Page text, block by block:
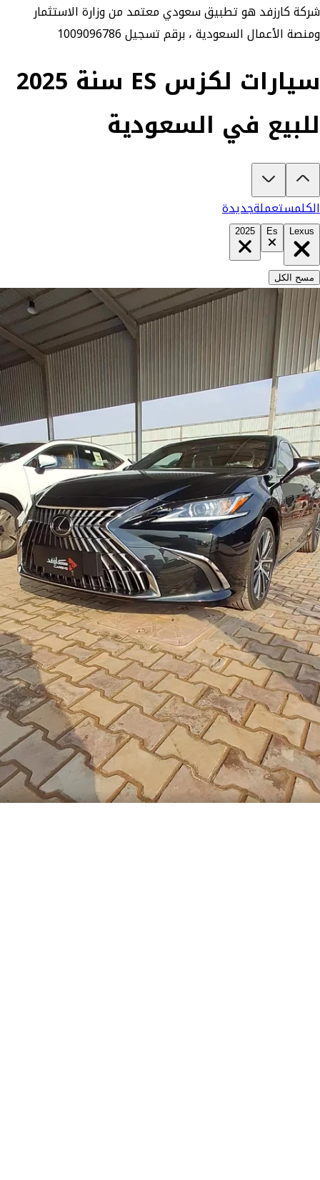
شركةكارزفدهو تطبيق سعودي معتمد من وزارة الاستثمار
ومنصة الأعمال السعودية ،برقم تسجيل 1009096786
سيارات لكزس ES سنة 2025
للبيع في السعودية
تبغى تشتري لكزس ES 2025؟
الكلمستعملةجديدة
Lexus
Es
2025
مسح الكل